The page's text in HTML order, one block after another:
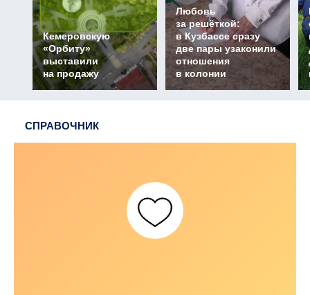
Кемеровскую
«Орбиту»
выставили
на продажу
Любовь
за решёткой:
в Кузбассе сразу
две пары узаконили
отношения
в колонии
СПРАВОЧНИК